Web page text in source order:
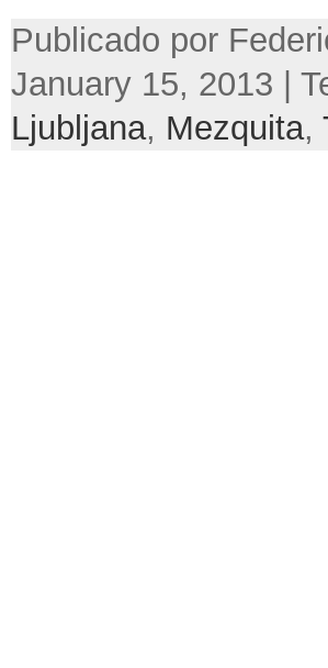
Publicado por
January 15, 2013 |
Ljubljana, Mezquita,